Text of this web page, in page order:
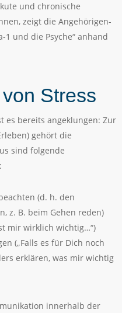
und chronische
zeigt die Angehörigen-
1 und die Psyche“ anhand
Stress
es bereits angeklungen: Zur
gehört die
sind folgende
(d. h. den
z. B. beim Gehen reden)
mir wirklich wichtig…“)
(„Falls es für Dich noch
erklären, was mir wichtig
innerhalb der